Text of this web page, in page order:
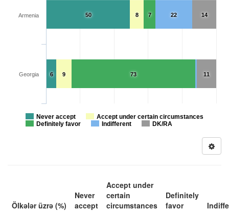
14
11
22
7
73
8
9
50
6
Never accept
Accept under certain circumstances
Definitely favor
Indifferent DK/RA
Armenia
Georgia
Ölkələr üzrə (%)
Never
accept
Accept under
certain
circumstances
Definitely
favor